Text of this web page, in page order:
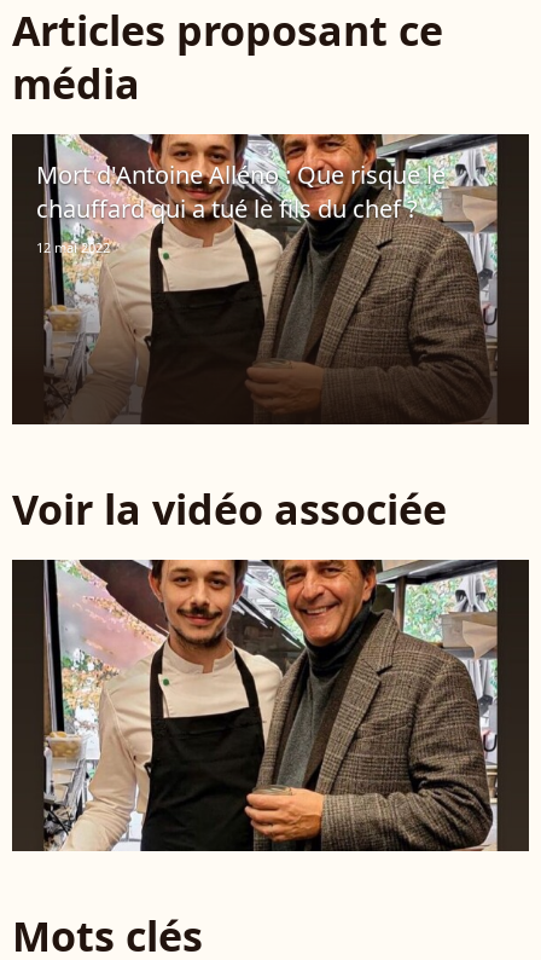
Articles proposant ce
média
Mort d'Antoine Alléno : Que risque le
chauffard qui a tué le fils du chef ?
12 mai 2022
Voir la vidéo associée
Mots clés